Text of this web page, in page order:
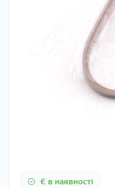
Є в наявності